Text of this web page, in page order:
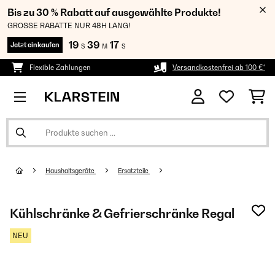
Bis zu 30 % Rabatt auf ausgewählte Produkte!
GROSSE RABATTE NUR 48H LANG!
Jetzt einkaufen 19 S 39 M 17 S
Flexible Zahlungen Versandkostenfrei ab 100 €*
Haushaltsgeräte Ersatzteile
Kühlschränke & Gefrierschränke Regal
NEU